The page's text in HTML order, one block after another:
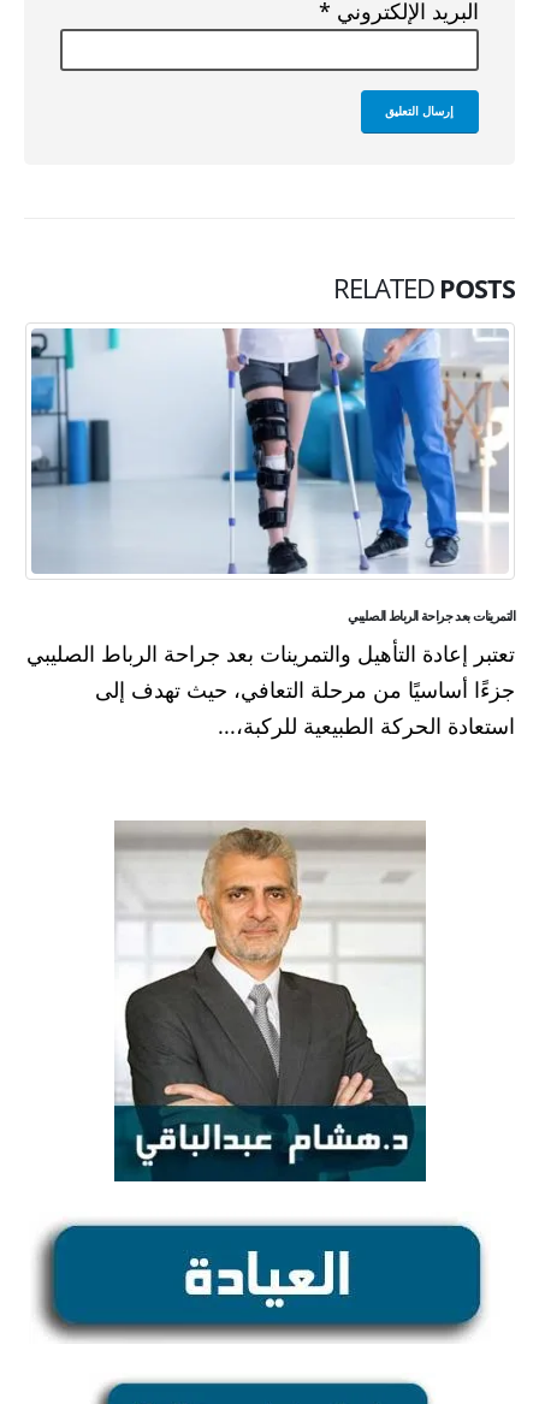
البريد الإلكتروني *
RELATED POSTS
التمرينات بعد جراحة الرباط الصليبي
تعتبر إعادة التأهيل والتمرينات بعد جراحة الرباط الصليبي
جزءًا أساسيًا من مرحلة التعافي، حيث تهدف إلى
استعادة الحركة الطبيعية للركبة،...